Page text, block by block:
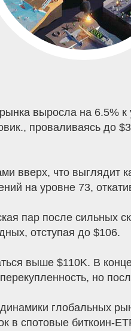
выросла на 6.5%
проваливаясь до
вверх, что выглядит
на уровне 73,
пар после сильных
отступая до $106.
выше $110K. В
но
глобальных
в спотовые биткоин-